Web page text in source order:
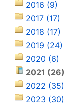
2016 (9)
2017 (17)
2018 (17)
2019 (24)
2020 (6)
2021 (26)
2022 (35)
2023 (30)